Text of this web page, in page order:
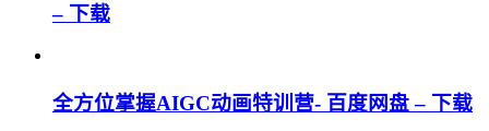
– 下载
全方位掌握AIGC动画特训营- 百度网盘 – 下载